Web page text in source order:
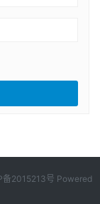
备2015213号 Powered